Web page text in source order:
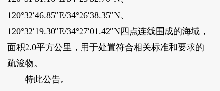
120°32′46.85″E/34°26′38.35″N、
120°32′19.30″E/34°27′01.42″N四点连线围成的海域，
面积2.0平方公里，用于处置符合相关标准和要求的
疏浚物。
特此公告。